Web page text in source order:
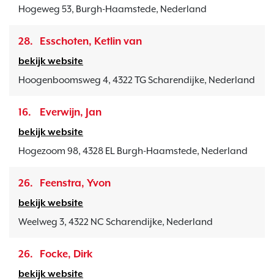
Hogeweg 53, Burgh-Haamstede, Nederland
28. Esschoten, Ketlin van
bekijk website
Hoogenboomsweg 4, 4322 TG Scharendijke, Nederland
16. Everwijn, Jan
bekijk website
Hogezoom 98, 4328 EL Burgh-Haamstede, Nederland
26. Feenstra, Yvon
bekijk website
Weelweg 3, 4322 NC Scharendijke, Nederland
26. Focke, Dirk
bekijk website